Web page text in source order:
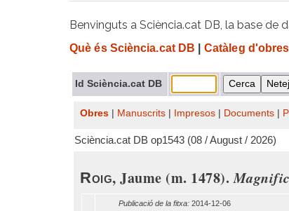
Benvinguts a Sciència.cat DB, la base de
Què és Sciència.cat DB Catàleg d'obres
Id Sciència.cat DB
Obres Manuscrits Impresos Documents
Sciència.cat DB op1543 (08 / August / 2026)
Roig, Jaume (m. 1478).
Publicació de la fitxa: 2014-12-06